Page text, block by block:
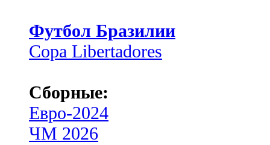
Футбол Бразилии
Copa Libertadores
Сборные:
Евро-2024
ЧМ 2026